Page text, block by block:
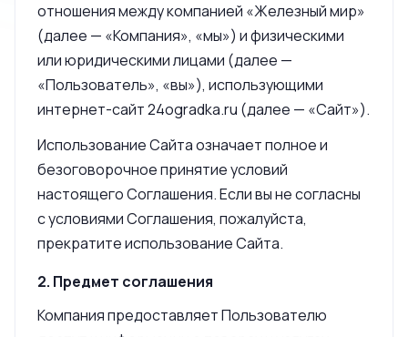
отношения между компанией «Железный мир»
(далее — «Компания», «мы») и физическими
или юридическими лицами (далее —
«Пользователь», «вы»), использующими
интернет-сайт 24ogradka.ru (далее — «Сайт»).
Использование Сайта означает полное и
безоговорочное принятие условий
настоящего Соглашения. Если вы не согласны
с условиями Соглашения, пожалуйста,
прекратите использование Сайта.
2. Предмет соглашения
Компания предоставляет Пользователю